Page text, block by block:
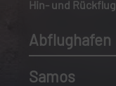
Hin- und Rückflug
Abflughafen
Samos